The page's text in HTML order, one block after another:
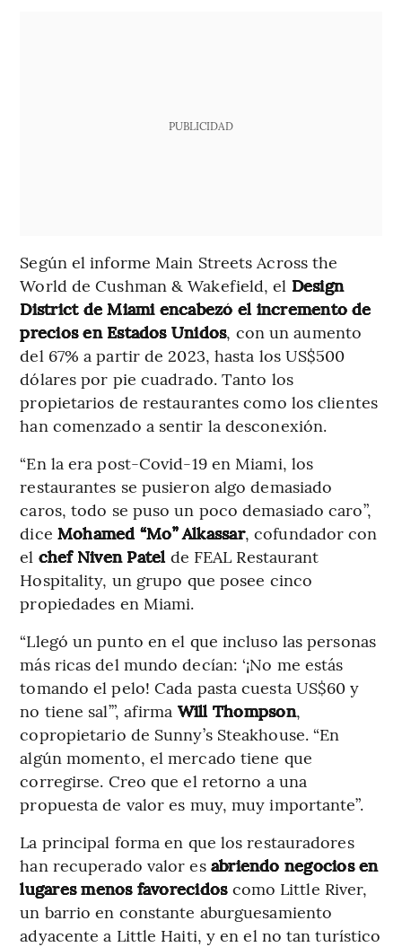
PUBLICIDAD
Según el informe Main Streets Across the
World de Cushman & Wakefield, el Design
District de Miami encabezó el incremento de
precios en Estados Unidos, con un aumento
del 67% a partir de 2023, hasta los US$500
dólares por pie cuadrado. Tanto los
propietarios de restaurantes como los clientes
han comenzado a sentir la desconexión.
“En la era post-Covid-19 en Miami, los
restaurantes se pusieron algo demasiado
caros, todo se puso un poco demasiado caro”,
dice Mohamed “Mo” Alkassar, cofundador con
el chef Niven Patel de FEAL Restaurant
Hospitality, un grupo que posee cinco
propiedades en Miami.
“Llegó un punto en el que incluso las personas
más ricas del mundo decían: ‘¡No me estás
tomando el pelo! Cada pasta cuesta US$60 y
no tiene sal’”, afirma Will Thompson,
copropietario de Sunny’s Steakhouse. “En
algún momento, el mercado tiene que
corregirse. Creo que el retorno a una
propuesta de valor es muy, muy importante”.
La principal forma en que los restauradores
han recuperado valor es abriendo negocios en
lugares menos favorecidoscomo Little River,
un barrio en constante aburguesamiento
adyacente a Little Haiti, y en el no tan turístico